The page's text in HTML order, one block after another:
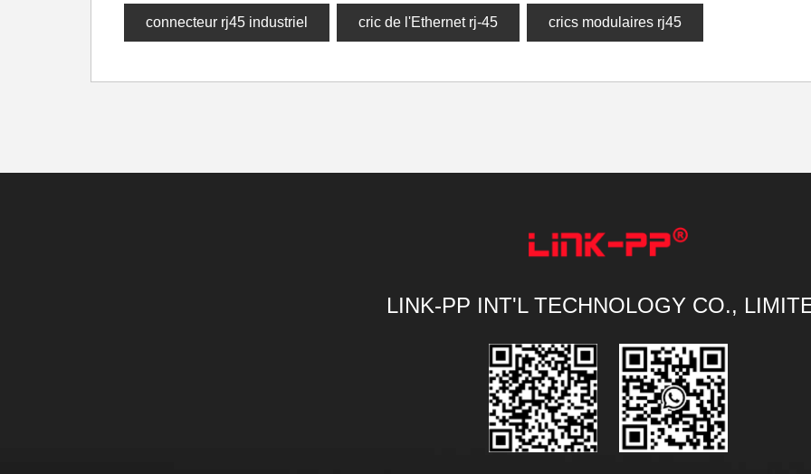
connecteur rj45 industriel cric de l'Ethernet rj-45 crics modulaires rj45
LINK-PP INT'L TECHNOLOGY CO.,